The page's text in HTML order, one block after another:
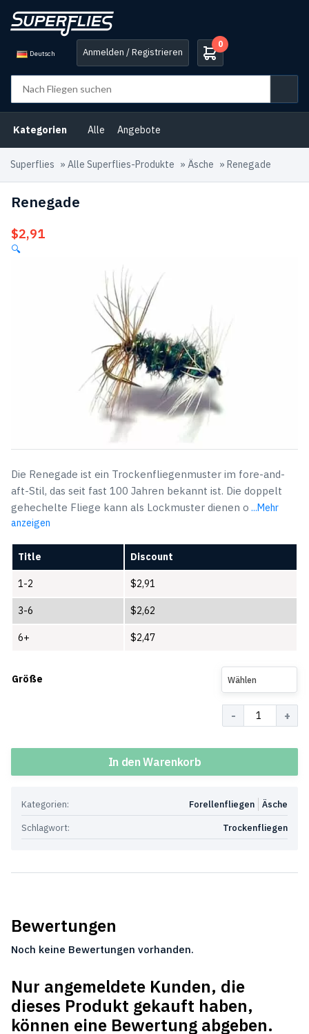
Deutsch Anmelden / Registrieren
0
Kategorien Alle Angebote
Superflies » Alle Superflies-Produkte » Äsche » Renegade
Renegade
$2,91
🔍
Die Renegade ist ein Trockenfliegenmuster im fore-and-
aft-Stil, das seit fast 100 Jahren bekannt ist. Die doppelt
gehechelte Fliege kann als Lockmuster dienen o ...Mehr
anzeigen
Title Discount
1-2 $2,91
3-6 $2,62
6+ $2,47
Größe Wählen
In den Warenkorb
Kategorien: Äsche
Forellenfliegen
Schlagwort:
Trockenfliegen
Bewertungen
Noch keine Bewertungen vorhanden.
Nur angemeldete Kunden, die
dieses Produkt gekauft haben,
können eine Bewertung abgeben.